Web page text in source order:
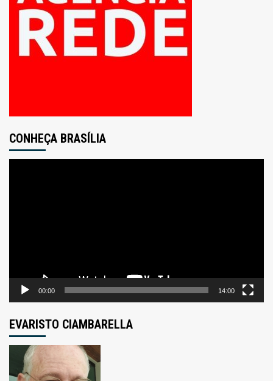
CONHEÇA BRASÍLIA
00:00 14:00
EVARISTO CIAMBARELLA